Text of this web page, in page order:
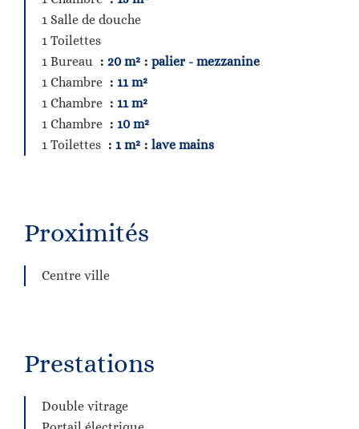
1 Salle de douche
1 Toilettes
1 Bureau
20 m²
palier - mezzanine
1 Chambre
11 m²
1 Chambre
11 m²
1 Chambre
10 m²
1 Toilettes
1 m² lave mains
Proximités
Centre ville
Prestations
Double vitrage